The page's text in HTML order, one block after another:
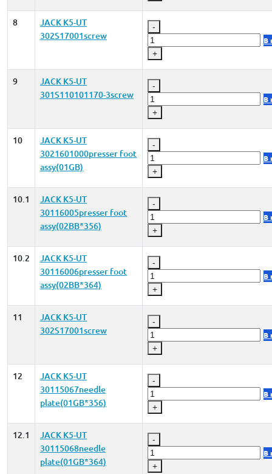
8
JACK K5-UT
302S17001screw
-
+
В
9
JACK K5-UT
301S110101170-3screw
-
+
В
10
JACK K5-UT
3021601000presser foot
assy(01GB)
-
+
В
10.1
JACK K5-UT
30116005presser foot
assy(02BB*356)
-
+
В
10.2
JACK K5-UT
30116006presser foot
assy(02BB*364)
-
+
В
11
JACK K5-UT
302S17001screw
-
+
В
12
JACK K5-UT
30115067needle
plate(01GB*356)
-
+
В
12.1
JACK K5-UT
30115068needle
plate(01GB*364)
-
+
В